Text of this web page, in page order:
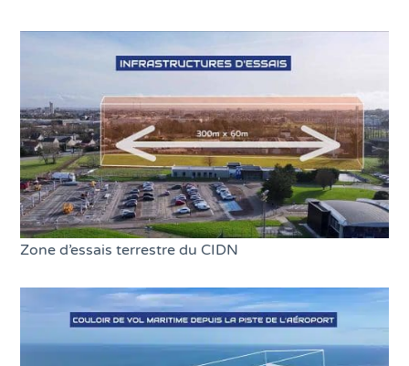
Zone d’essais terrestre du CIDN